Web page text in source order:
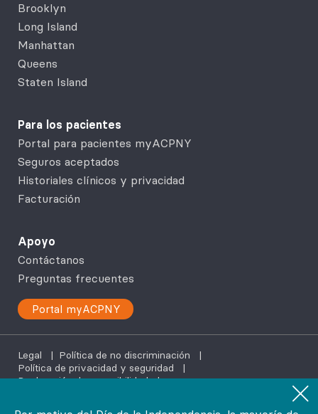
Brooklyn
Long Island
Manhattan
Queens
Staten Island
Para los pacientes
Portal para pacientes myACPNY
Seguros aceptados
Historiales clínicos y privacidad
Facturación
Apoyo
Contáctanos
Preguntas frecuentes
Portal myACPNY
Legal | Política de no discriminación
|
Política de privacidad y seguridad
|
Declaración de accesibilidad|